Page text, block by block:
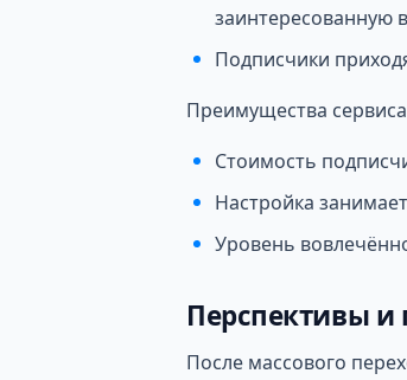
заинтересованную
Подписчики
Преимущества
Стоимость
Настройка
Уровень
Перспективы и
После массового